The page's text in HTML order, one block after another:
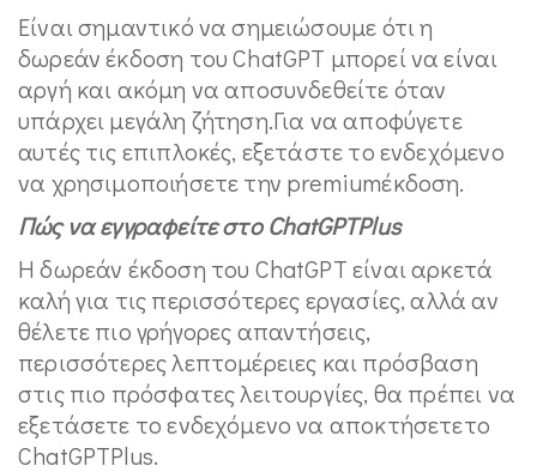
Είναι σημαντικό να σημειώσουμε ότι η
δωρεάν έκδοση του ChatGPT μπορεί να είναι
αργή και ακόμη να αποσυνδεθείτε όταν
υπάρχει μεγάλη ζήτηση.Για να αποφύγετε
αυτές τις επιπλοκές, εξετάστε το ενδεχόμενο
να χρησιμοποιήσετε την premiumέκδοση.
Πώς να εγγραφείτε στοChatGPTPlus
Η δωρεάν έκδοση του ChatGPT είναι αρκετά
καλή για τις περισσότερες εργασίες, αλλά αν
θέλετε πιο γρήγορες απαντήσεις,
περισσότερες λεπτομέρειες και πρόσβαση
στις πιο πρόσφατες λειτουργίες, θα πρέπει να
εξετάσετε το ενδεχόμενο να αποκτήσετετο
ChatGPTPlus.